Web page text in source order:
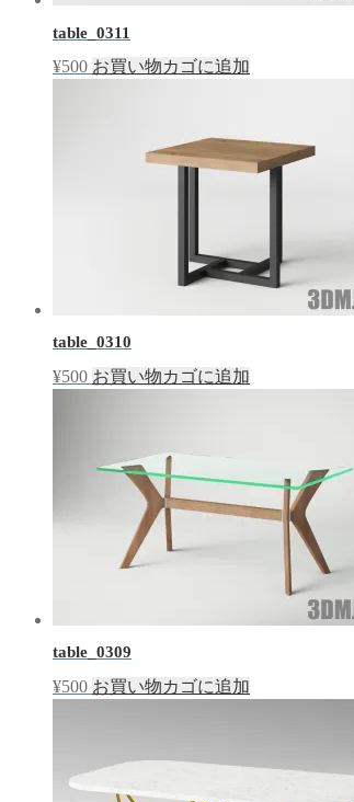
table_0311
¥500 お買い物カゴに追加
table_0310
¥500 お買い物カゴに追加
table_0309
¥500 お買い物カゴに追加